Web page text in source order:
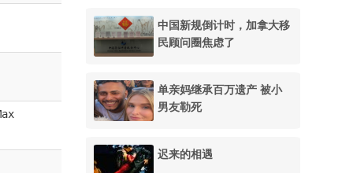
中国新规倒计时，加拿大移
民顾问圈焦虑了
单亲妈继承百万遗产 被小
男友勒死
迟来的相遇